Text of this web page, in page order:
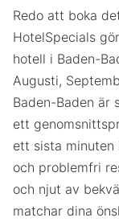
Redo att boka
HotelSpecials
hotell i Baden-
Augusti,
Baden-Baden är
ett
ett sista minuten
och problemfri
och njut av
matchar dina